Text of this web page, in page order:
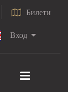
Билети
Вход